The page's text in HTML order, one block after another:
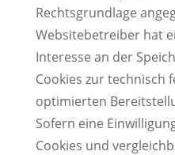
Rechtsgrundlage
Websitebetreiber hat
Interesse an der
Cookies zur technisch
optimierten
Sofern eine
Cookies und